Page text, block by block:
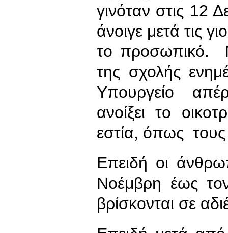
γινόταν στις 12
άνοιγε μετά τις
το προσωπικό.
της σχολής
Υπουργείο
ανοίξει το
εστία, όπως τους
Επειδή οι
Νοέμβρη έως
βρίσκονται σε